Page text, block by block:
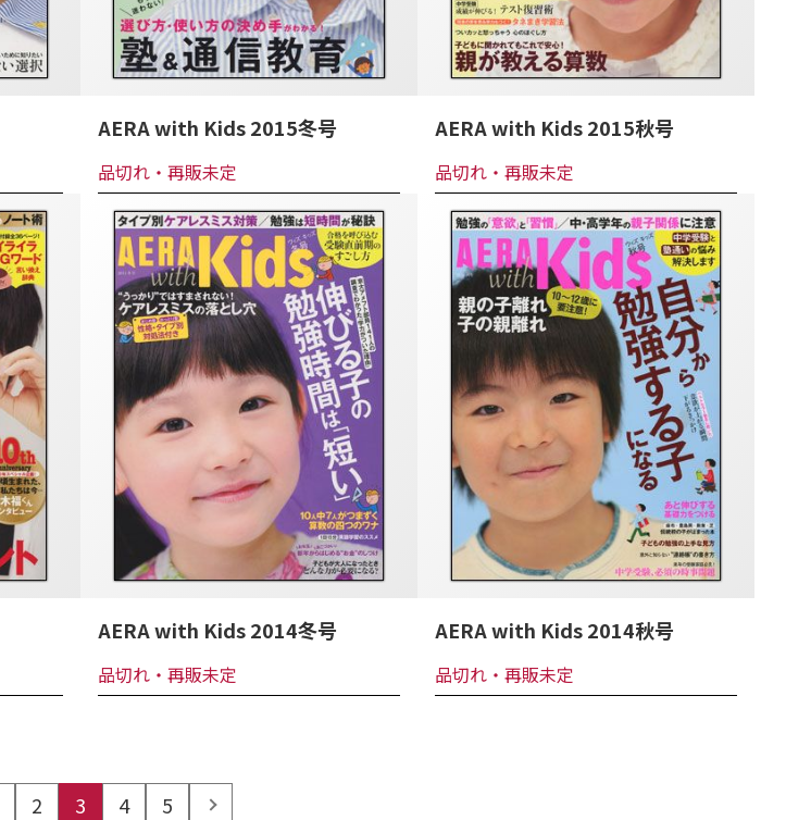
AERA with Kids 2015冬号
品切れ・再販未定
AERA with Kids 2015秋号
品切れ・再販未定
AERA with Kids 2014冬号
品切れ・再販未定
AERA with Kids 2014秋号
品切れ・再販未定
2 3 4 5 next